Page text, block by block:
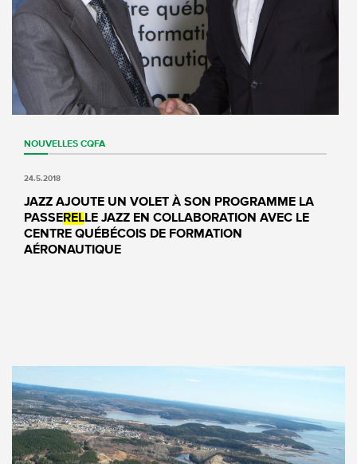
NOUVELLES CQFA
24.5.2018
JAZZ AJOUTE UN VOLET À SON PROGRAMME LA
PASSERELLE JAZZ EN COLLABORATION AVEC LE
CENTRE QUÉBÉCOIS DE FORMATION
AÉRONAUTIQUE